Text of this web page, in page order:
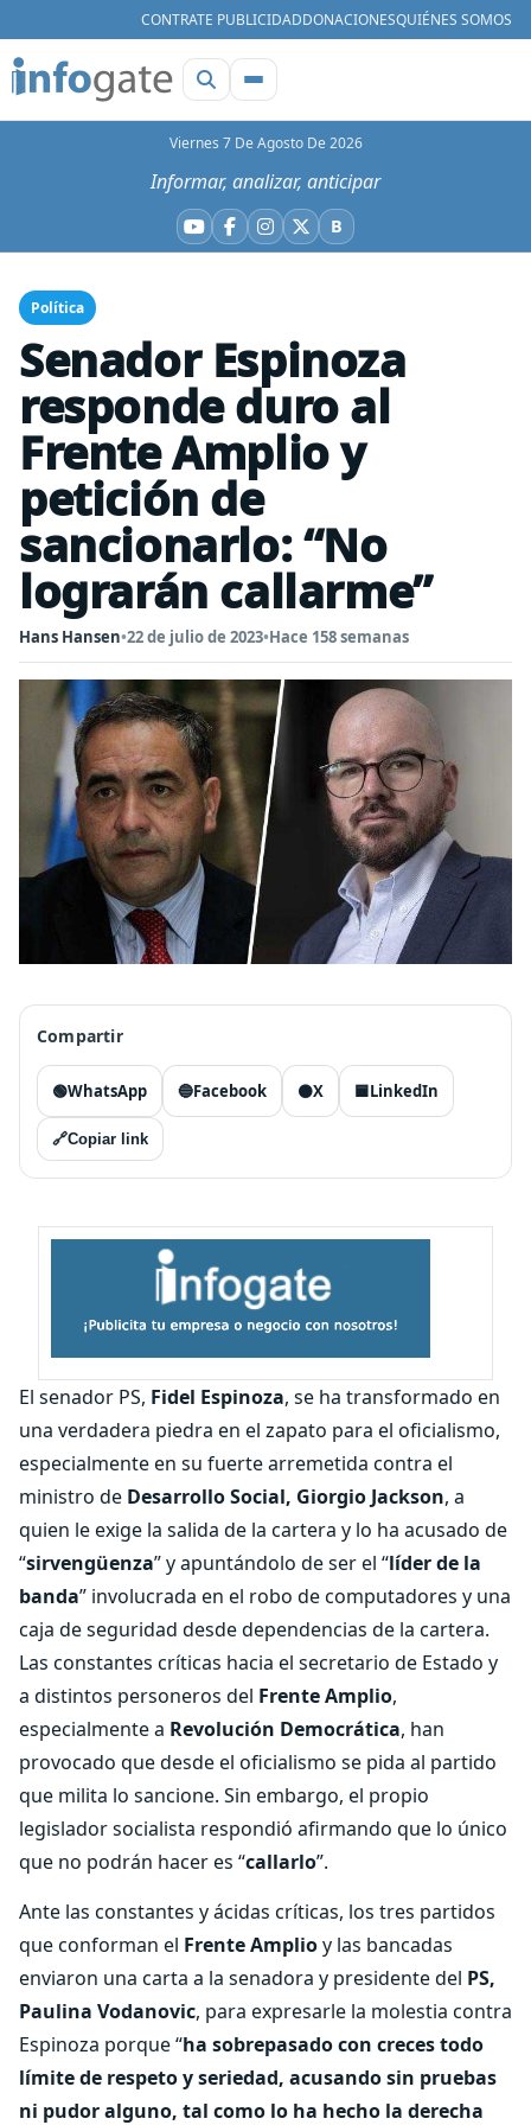
CONTRATE PUBLICIDADDONACIONESQUIÉNES SOMOS
Viernes 7 De Agosto De 2026
Informar, analizar, anticipar
YouTube
Facebook
Instagram
X BBluesky
Política
Senador Espinoza
responde duro al
Frente Amplio y
petición de
sancionarlo: “No
lograrán callarme”
Hans Hansen•22 de julio de 2023•Hace 158 semanas
Compartir
🟢WhatsApp 🔵Facebook ⚫X 🟦LinkedIn
🔗Copiar link
El senador PS, Fidel Espinoza, se ha transformado en
una verdadera piedra en el zapato para el oficialismo,
especialmente en su fuerte arremetida contra el
ministro de Desarrollo Social, Giorgio Jackson, a
quien le exige la salida de la cartera y lo ha acusado de
“sirvengüenza” y apuntándolo de ser el “líder de la
banda” involucrada en el robo de computadores y una
caja de seguridad desde dependencias de la cartera.
Las constantes críticas hacia el secretario de Estado y
a distintos personeros del Frente Amplio,
especialmente a Revolución Democrática, han
provocado que desde el oficialismo se pida al partido
que milita lo sancione. Sin embargo, el propio
legislador socialista respondió afirmando que lo único
que no podrán hacer es “callarlo”.
Ante las constantes y ácidas críticas, los tres partidos
que conforman el Frente Amplioy las bancadas
enviaron una carta a la senadora y presidente del PS,
Paulina Vodanovic, para expresarle la molestia contra
Espinoza porque “ha sobrepasado con creces todo
límite de respeto y seriedad, acusando sin pruebas
ni pudor alguno, tal como lo ha hecho la derecha